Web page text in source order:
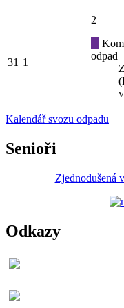
31 1
2
odpad
Kalendář svozu odpadu
Senioři
Zjednodušená
Odkazy